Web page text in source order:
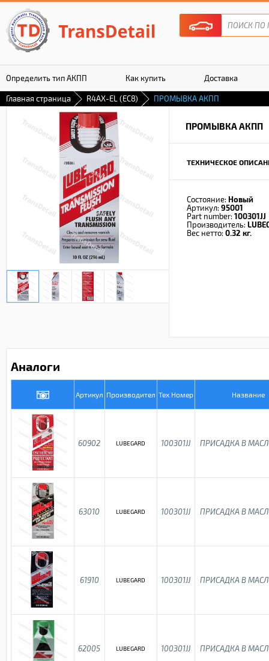
Определить тип АКПП Как купить Доставка
Гарантия
Главная страница R4AX-EL (EC8) ПРОМЫВКА АКПП
ПРОМЫВКА АКПП
ТЕХНИЧЕСКОЕ
Состояние: Новый
Артикул: 95001
Part number: 100301JJ
Производитель:
Вес нетто: 0.32 кг.
Аналоги
Артикул Производител Тех.Номер Название
60902 LUBEGARD 100301JJ ПРИСАДКА В
63010 LUBEGARD 100301JJ ПРИСАДКА В
61910 LUBEGARD 100301JJ ПРИСАДКА В
62005 LUBEGARD 100301JJ ПРИСАДКА В